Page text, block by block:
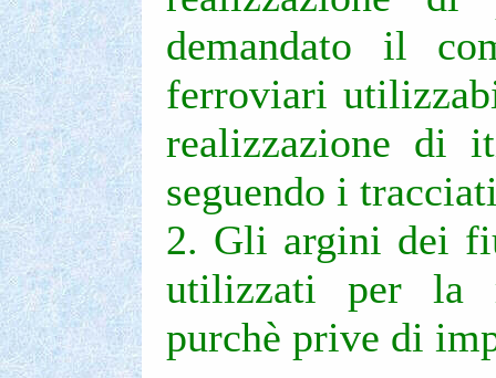
demandato il
ferroviari
realizzazione di
seguendo i
2. Gli argini dei
utilizzati per la
purchè prive di